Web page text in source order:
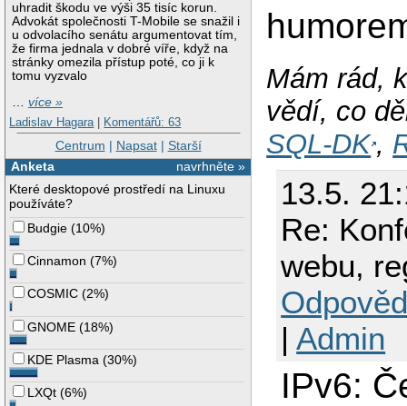
uhradit škodu ve výši 35 tisíc korun.
Advokát společnosti T-Mobile se snažil i
u odvolacího senátu argumentovat tím,
že firma jednala v dobré víře, když na
stránky omezila přístup poté, co ji k
tomu vyzvalo
…více »
Ladislav Hagara | Komentářů: 63
Centrum | Napsat| Starší
navrhněte »
Anketa
Které desktopové prostředí na Linuxu
používáte?
Budgie (10%)
Cinnamon (7%)
COSMIC (2%)
GNOME (18%)
KDE Plasma (30%)
LXQt (6%)
Mám rád,
vědí, co
SQL-DK,
13.5.
Re:
webu,
| Admin
IPv6: